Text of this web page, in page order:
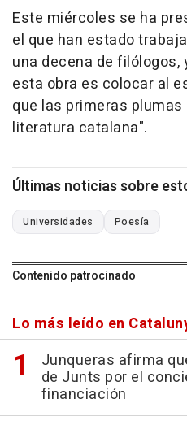
Este miércoles se ha
el que han estado
una decena de
esta obra es colocar al
que las primeras plumas
literatura catalana".
Últimas noticias sobre
Universidades Poesía
Contenido patrocinado
Lo más leído en
Junqueras afirma
de Junts por el
financiación